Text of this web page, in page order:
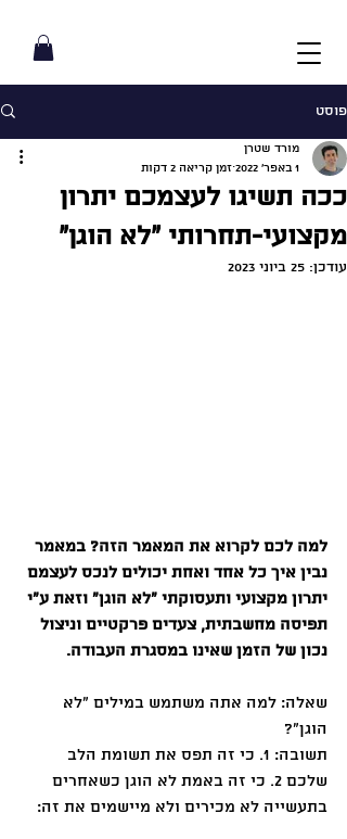
פוסט
ככה תשיגו לעצמכם יתרון
מקצועי-תחרותי ״לא הוגן״
מורד שטרן
1 באפר׳ 2022
זמן קריאה 2 דקות
עודכן: 25 ביוני 2023
למה לכם לקרוא את המאמר הזה? במאמר
נבין איך כל אחד ואחת יכולים לנכס לעצמם
יתרון מקצועי ותעסוקתי ״לא הוגן״ וזאת ע״י
תפיסה מחשבתית, צעדים פרקטיים וניצול
נכון של הזמן שאינו במסגרת העבודה.
שאלה: למה אתה משתמש במילים ״לא
הוגן״?
תשובה: 1. כי זה תפס את תשומת הלב
שלכם 2. כי זה באמת לא הוגן כשאחרים
בתעשייה לא מכירים ולא מיישמים את זה: